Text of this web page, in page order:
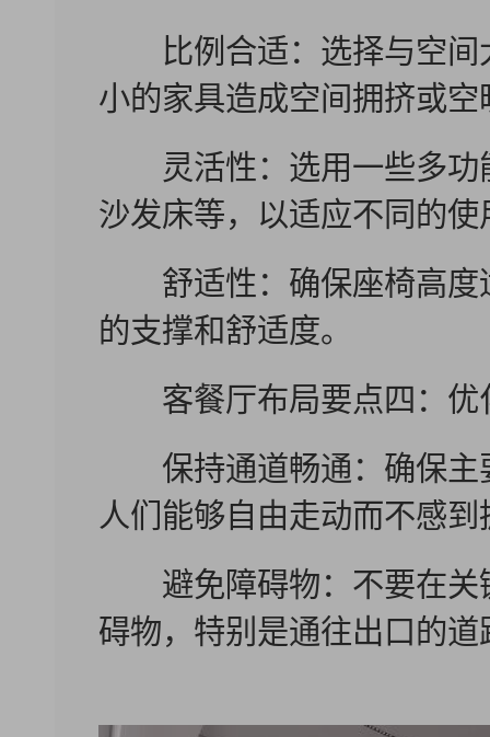
比例合适：选择与空间
小的家具造成空间拥挤或空
灵活性：选用一些多功
沙发床等，以适应不同的使
舒适性：确保座椅高度
的支撑和舒适度。
客餐厅布局要点四：优
保持通道畅通：确保主
人们能够自由走动而不感到
避免障碍物：不要在关
碍物，特别是通往出口的道